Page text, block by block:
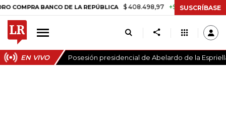
BANCO DE LA REPÚBLICA $ 408.498,97 +$ 8.753,81 +2,19%
SUSCRÍBASE
EN VIVO Posesión presidencial de Abelardo de la